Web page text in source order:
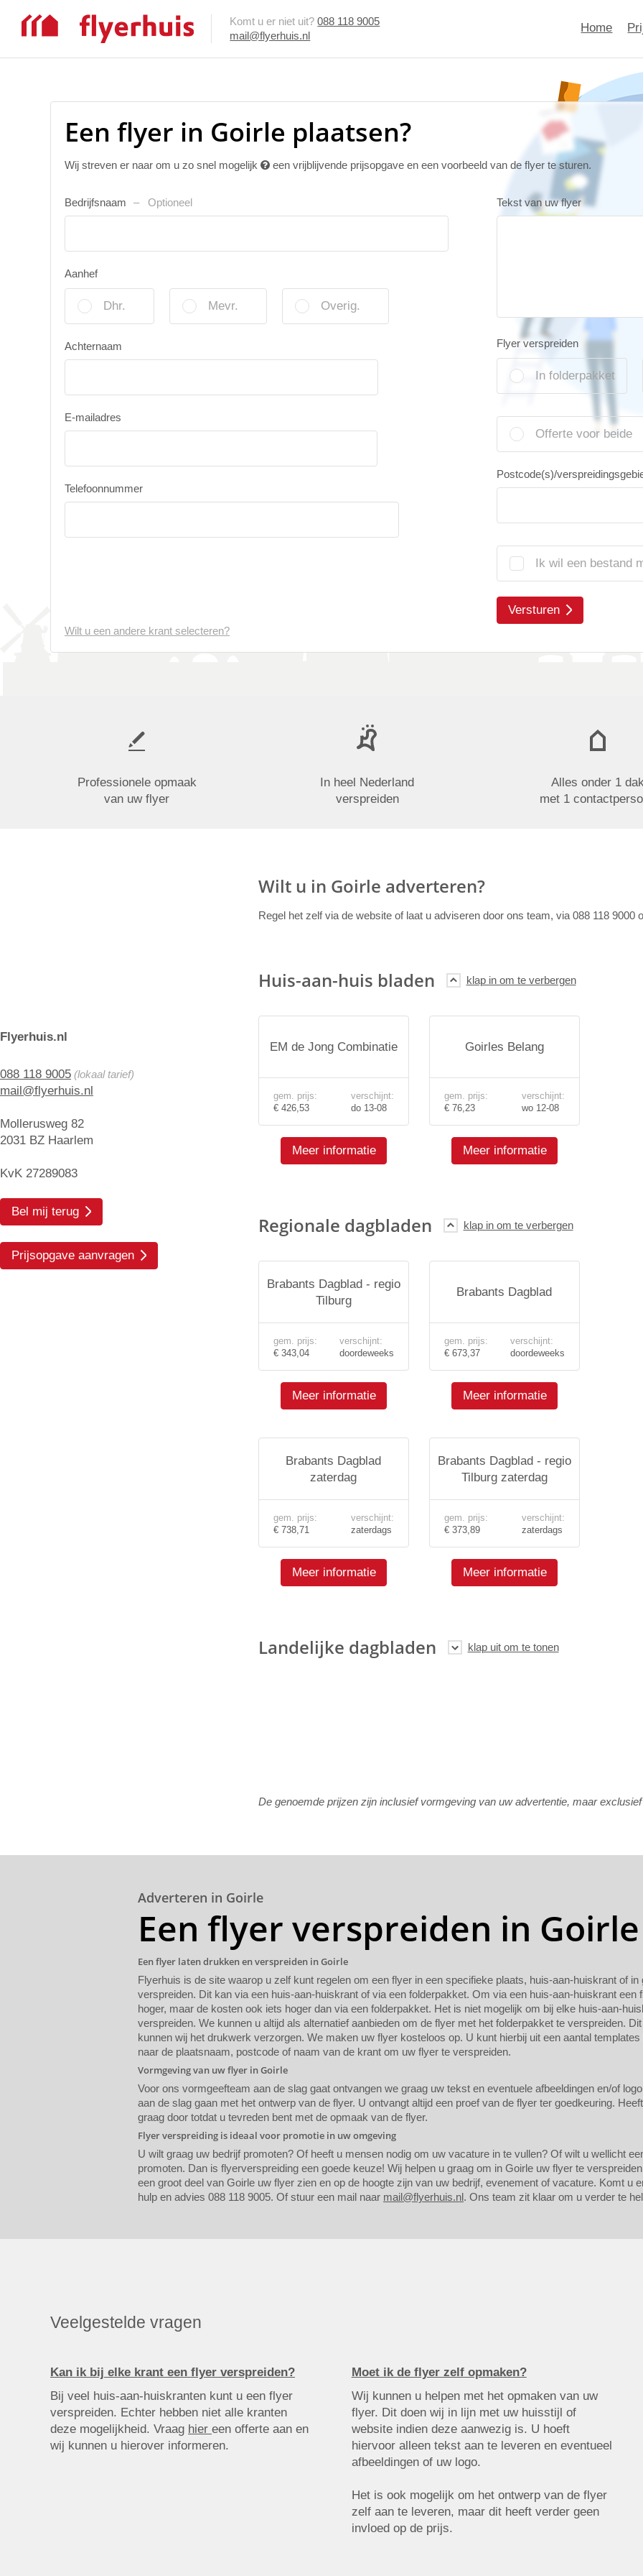
Komt u er niet uit? 088 118 9005
mail@flyerhuis.nl
Home
Een flyer in Goirle plaatsen?
Wij streven er naar om u zo snel mogelijk een vrijblijvende prijsopgave en een voorbeeld van de flyer te sturen.
Bedrijfsnaam Optioneel
Aanhef
Dhr. Mevr. Overig.
Achternaam
E-mailadres
Telefoonnummer
Tekst van uw flyer
Flyer verspreiden
In folderpakket
Offerte voor beide
Postcode(s)/
Ik wil een bestand
Versturen
Wilt u een andere krant selecteren?
Professionele opmaak
van uw flyer
In heel Nederland
verspreiden
Alles onder 1
met 1
Flyerhuis.nl
088 118 9005 (lokaal tarief)
mail@flyerhuis.nl
Mollerusweg 82
2031 BZ Haarlem
KvK 27289083
Bel mij terug
Prijsopgave aanvragen
Wilt u in Goirle adverteren?
Regel het zelf via de website of laat u adviseren door ons team, via 088 118 9000
Huis-aan-huis bladen
EM de Jong Combinatie
gem. prijs:
€ 426,53
verschijnt:
do 13-08
Meer informatie
Goirles Belang
gem. prijs:
€ 76,23
verschijnt:
wo 12-08
Meer informatie
Regionale dagbladen
Brabants Dagblad - regio
Tilburg
gem. prijs:
€ 343,04
verschijnt:
doordeweeks
Meer informatie
Brabants Dagblad
gem. prijs:
€ 673,37
verschijnt:
doordeweeks
Meer informatie
Brabants Dagblad
zaterdag
gem. prijs:
€ 738,71
verschijnt:
zaterdags
Meer informatie
Brabants Dagblad - regio
Tilburg zaterdag
gem. prijs:
€ 373,89
verschijnt:
zaterdags
Meer informatie
Landelijke dagbladen
De genoemde prijzen zijn inclusief vormgeving van uw advertentie, maar exclusief
Adverteren in Goirle
Een flyer verspreiden in Goirle
Een flyer laten drukken en verspreiden in Goirle
Flyerhuis is de site waarop u zelf kunt regelen om een flyer in een specifieke plaats, huis-aan-huiskrant of
verspreiden. Dit kan via een huis-aan-huiskrant of via een folderpakket. Om via een huis-aan-huiskrant een
hoger, maar de kosten ook iets hoger dan via een folderpakket. Het is niet mogelijk om bij elke huis-aan-
verspreiden. We kunnen u altijd als alternatief aanbieden om de flyer met het folderpakket te verspreiden.
kunnen wij het drukwerk verzorgen. We maken uw flyer kosteloos op. U kunt hierbij uit een aantal
naar de plaatsnaam, postcode of naam van de krant om uw flyer te verspreiden.
Vormgeving van uw flyer in Goirle
Voor ons vormgeefteam aan de slag gaat ontvangen we graag uw tekst en eventuele afbeeldingen en/of
aan de slag gaan met het ontwerp van de flyer. U ontvangt altijd een proef van de flyer ter goedkeuring.
graag door totdat u tevreden bent met de opmaak van de flyer.
Flyer verspreiding is ideaal voor promotie in uw omgeving
U wilt graag uw bedrijf promoten? Of heeft u mensen nodig om uw vacature in te vullen? Of wilt u wellicht
promoten. Dan is flyerverspreiding een goede keuze! Wij helpen u graag om in Goirle uw flyer te
een groot deel van Goirle uw flyer zien en op de hoogte zijn van uw bedrijf, evenement of vacature. Komt u
hulp en advies 088 118 9005. Of stuur een mail naar mail@flyerhuis.nl. Ons team zit klaar om u verder te
Veelgestelde vragen
Kan ik bij elke krant een flyer verspreiden?
Bij veel huis-aan-huiskranten kunt u een flyer
verspreiden. Echter hebben niet alle kranten
deze mogelijkheid. Vraag hier een offerte aan en
wij kunnen u hierover informeren.
Moet ik de flyer zelf opmaken?
Wij kunnen u helpen met het opmaken van uw
flyer. Dit doen wij in lijn met uw huisstijl of
website indien deze aanwezig is. U hoeft
hiervoor alleen tekst aan te leveren en eventueel
afbeeldingen of uw logo.
Het is ook mogelijk om het ontwerp van de flyer
zelf aan te leveren, maar dit heeft verder geen
invloed op de prijs.